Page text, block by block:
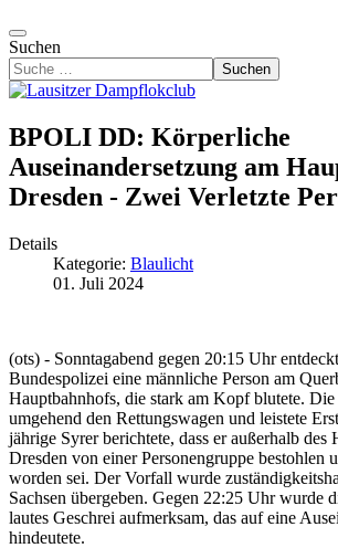
Suchen
Suchen
BPOLI DD: Körperliche
Auseinandersetzung am
Dresden - Zwei Verletzte
Details
Kategorie: Blaulicht
01. Juli 2024
(ots) - Sonntagabend gegen 20:15 Uhr
Bundespolizei eine männliche Person am
Hauptbahnhofs, die stark am Kopf blutete.
umgehend den Rettungswagen und leistete
jährige Syrer berichtete, dass er außerhalb des
Dresden von einer Personengruppe bestohlen
worden sei. Der Vorfall wurde
Sachsen übergeben. Gegen 22:25 Uhr wurde
lautes Geschrei aufmerksam, das auf eine
hindeutete.